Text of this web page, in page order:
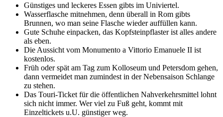
Günstiges und leckeres Essen gibts im Univiertel.
Wasserflasche mitnehmen, denn überall in Rom gibts
Brunnen, wo man seine Flasche wieder auffüllen kann.
Gute Schuhe einpacken, das Kopfsteinpflaster ist alles andere
als eben.
Die Aussicht vom Monumento a Vittorio Emanuele II ist
kostenlos.
Früh oder spät am Tag zum Kolloseum und Petersdom gehen,
dann vermeidet man zumindest in der Nebensaison Schlange
zu stehen.
Das Touri-Ticket für die öffentlichen Nahverkehrsmittel lohnt
sich nicht immer. Wer viel zu Fuß geht, kommt mit
Einzeltickets u.U. günstiger weg.